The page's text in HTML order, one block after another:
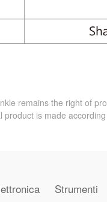
remains the right of
is made
Strumenti